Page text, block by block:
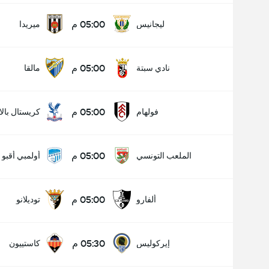
ليجانيس 05:00 م ميريدا
نادي سبتة 05:00 م مالقا
فولهام 05:00 م كريستال
الملعب التونسي 05:00 م أولمبي أقبو
ألفارو 05:00 م توديلانو
إيركوليس 05:30 م كاستييون